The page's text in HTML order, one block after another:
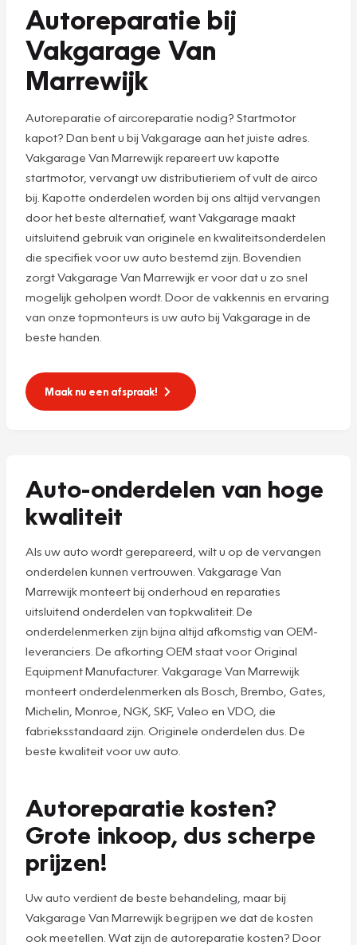
Autoreparatie bij
Vakgarage Van
Marrewijk
Autoreparatie of aircoreparatie nodig? Startmotor
kapot? Dan bent u bij Vakgarage aan het juiste adres.
Vakgarage Van Marrewijk repareert uw kapotte
startmotor, vervangt uw distributieriem of vult de airco
bij. Kapotte onderdelen worden bij ons altijd vervangen
door het beste alternatief, want Vakgarage maakt
uitsluitend gebruik van originele en kwaliteitsonderdelen
die specifiek voor uw auto bestemd zijn. Bovendien
zorgt Vakgarage Van Marrewijk er voor dat u zo snel
mogelijk geholpen wordt. Door de vakkennis en ervaring
van onze topmonteurs is uw auto bij Vakgarage in de
beste handen.
Maak nu een afspraak!
Auto-onderdelen van hoge
kwaliteit
Als uw auto wordt gerepareerd, wilt u op de vervangen
onderdelen kunnen vertrouwen. Vakgarage Van
Marrewijk monteert bij onderhoud en reparaties
uitsluitend onderdelen van topkwaliteit. De
onderdelenmerken zijn bijna altijd afkomstig van OEM-
leveranciers. De afkorting OEM staat voor Original
Equipment Manufacturer. Vakgarage Van Marrewijk
monteert onderdelenmerken als Bosch, Brembo, Gates,
Michelin, Monroe, NGK, SKF, Valeo en VDO, die
fabrieksstandaard zijn. Originele onderdelen dus. De
beste kwaliteit voor uw auto.
Autoreparatie kosten?
Grote inkoop, dus scherpe
prijzen!
Uw auto verdient de beste behandeling, maar bij
Vakgarage Van Marrewijk begrijpen we dat de kosten
ook meetellen. Wat zijn de autoreparatie kosten? Door